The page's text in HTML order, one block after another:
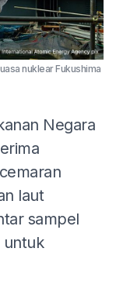
nuklear Fukushima
Negara
laut
sampel
untuk